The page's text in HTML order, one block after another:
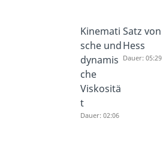
Kinemati
sche und
dynamis
che
Viskositä
t
Dauer: 02:06
Satz von
Hess
Dauer: 05:29